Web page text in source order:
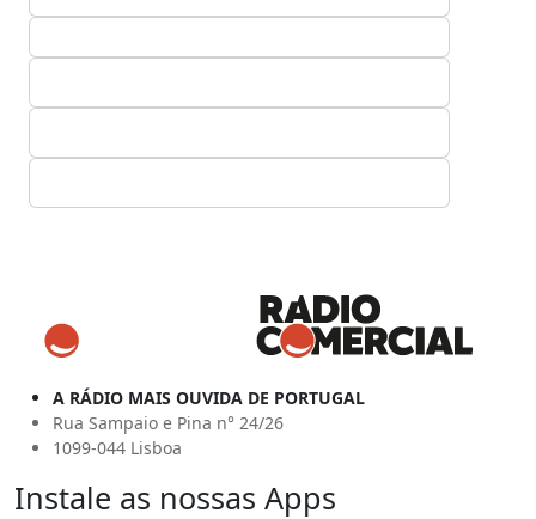
A RÁDIO MAIS OUVIDA DE PORTUGAL
Rua Sampaio e Pina n° 24/26
1099-044 Lisboa
Instale as nossas Apps